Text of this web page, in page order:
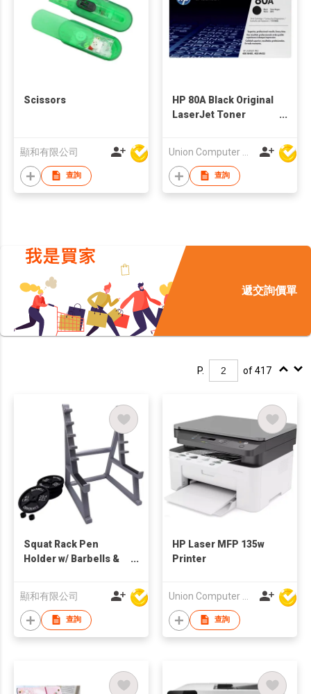
Scissors
顯和有限公司
查詢
HP 80A Black Original
LaserJet Toner
查詢
遞交詢價單
P. of 417
Squat Rack Pen
Holder w/ Barbells &
顯和有限公司
查詢
HP Laser MFP 135w
Printer
查詢